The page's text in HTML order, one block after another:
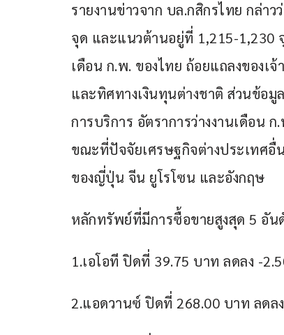
รายงานข่าวจาก บล.กสิกรไทย กล่
จุด และแนวต้านอยู่ที่ 1,215-1,230
เดือน ก.พ. ของไทย ถ้อยแถลงของเ
และทิศทางเงินทุนต่างชาติ ส่วนข้อ
การบริการ อัตราการว่างงานเดือน
ขณะที่ปัจจัยเศรษฐกิจต่างประเทศ
ของญี่ปุ่น จีน ยูโรโซน และอังกฤษ
หลักทรัพย์ที่มีการซื้อขายสูงสุด 5 อัน
1.เอโอที ปิดที่ 39.75 บาท ลดลง -
2.แอดวานซ์ ปิดที่ 268.00 บาท ลดล